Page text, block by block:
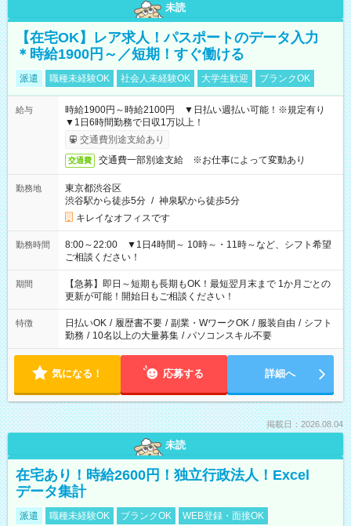
未読
【在宅OK】レア求人！パスポートのデータ入力
＊時給1900円～／短期！すぐ働ける
派遣 職種未経験OK 社会人未経験OK 大学生歓迎 ブランクOK
給与
時給1900円～時給2100円 ▼日払い週払い可能！※規定有り
▼1日6時間勤務で日収1万以上！
交通費別途支給あり
交通費 交通費一部別途支給 ※お仕事によって変動あり
勤務地
東京都渋谷区
渋谷駅から徒歩5分 / 神泉駅から徒歩5分
キレイなオフィスです
勤務時間
8:00～22:00 ▼1日4時間～ 10時～・11時～など、シフト希望
ご相談ください！
期間
【急募】即日～短期も長期もOK！最短翌月末まで 1か月ごとの
更新が可能！開始日もご相談ください！
特徴 日払いOK / 履歴書不要 / 副業・WワークOK / 服装自由 / シフト
勤務 / 10名以上の大量募集 / パソコンスキル不要
気になる！ 応募する 詳細へ
掲載日：2026.08.04
未読
在宅あり！時給2600円！独立行政法人！Excel
データ集計
派遣 職種未経験OK ブランクOK WEB登録・面接OK